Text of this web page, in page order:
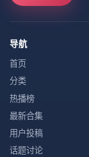
导航
首页
分类
热播榜
最新合集
用户投稿
话题讨论